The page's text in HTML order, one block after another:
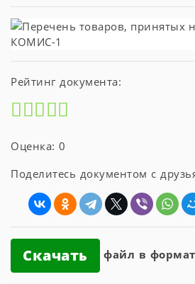
Рейтинг документа:
Оценка: 0
Поделитесь документом с
Скачать файл в